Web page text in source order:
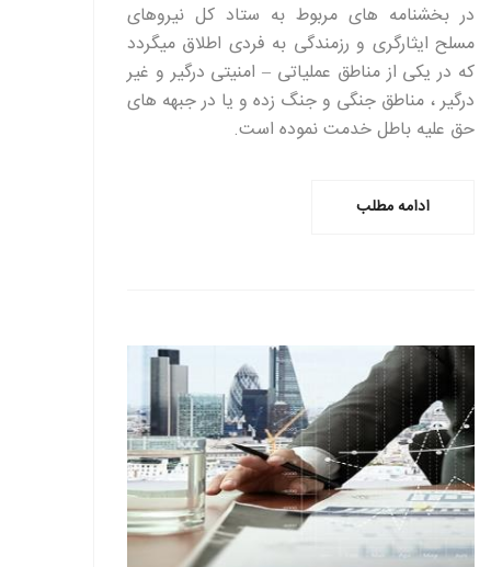
در بخشنامه های مربوط به ستاد کل نیروهای
مسلح ایثارگری و رزمندگی به فردی اطلاق میگردد
که در یکی از مناطق عملیاتی – امنیتی درگیر و غیر
درگیر ، مناطق جنگی و جنگ زده و یا در جبهه های
حق علیه باطل خدمت نموده است.
ادامه مطلب